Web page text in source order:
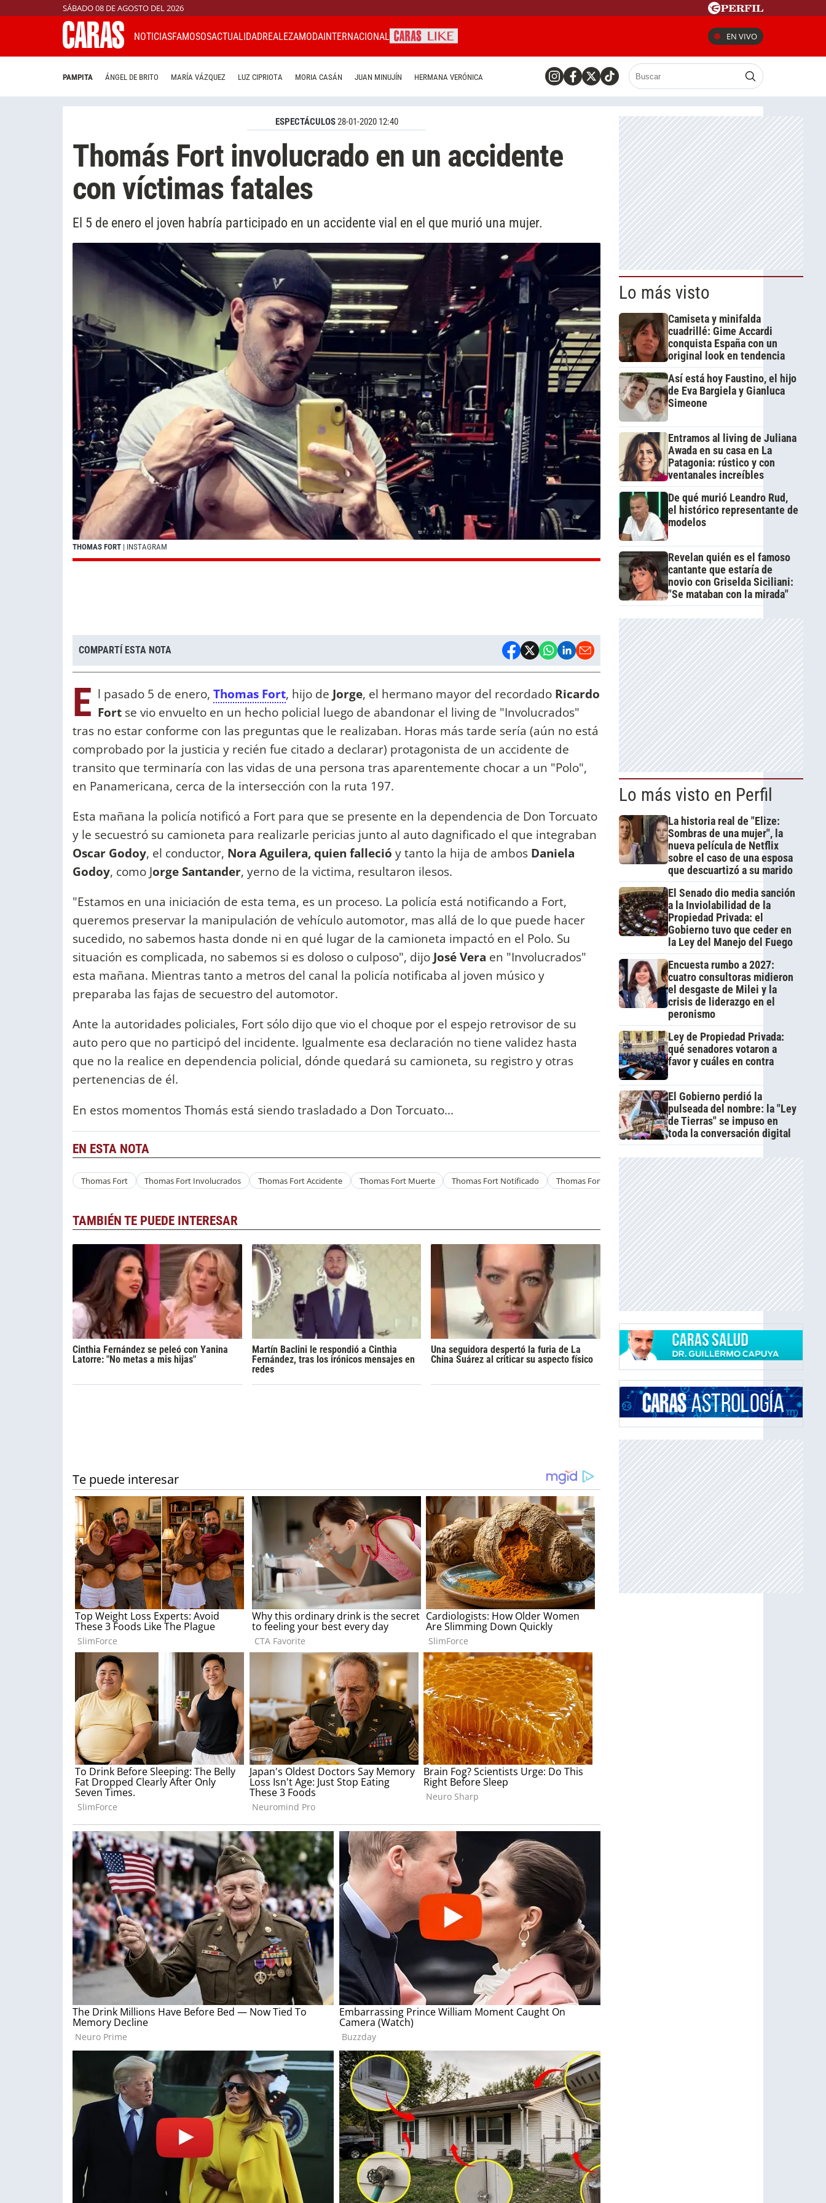
SÁBADO 08 DE AGOSTO DEL 2026
NOTICIASFAMOSOSACTUALIDADREALEZAMODAINTERNACIONAL EN VIVO
PAMPITA ÁNGEL DE BRITO MARÍA VÁZQUEZ LUZ CIPRIOTA MORIA CASÁN JUAN MINUJÍN HERMANA VERÓNICA
ESPECTÁCULOS28-01-2020 12:40
Thomás Fort involucrado en un accidente
con víctimas fatales
El 5 de enero el joven habría participado en un accidente vial en el que murió una mujer.
THOMAS FORT | INSTAGRAM
COMPARTÍ ESTA NOTA
E l pasado 5 de enero, Thomas Fort, hijo de Jorge, el hermano mayor del recordado Ricardo
Fort se vio envuelto en un hecho policial luego de abandonar el living de "Involucrados"
tras no estar conforme con las preguntas que le realizaban. Horas más tarde sería (aún no está
comprobado por la justicia y recién fue citado a declarar) protagonista de un accidente de
transito que terminaría con las vidas de una persona tras aparentemente chocar a un "Polo",
en Panamericana, cerca de la intersección con la ruta 197.
Esta mañana la policía notificó a Fort para que se presente en la dependencia de Don Torcuato
y le secuestró su camioneta para realizarle pericias junto al auto dagnificado el que integraban
Oscar Godoy, el conductor, Nora Aguilera, quien falleció y tanto la hija de ambos Daniela
Godoy, como Jorge Santander, yerno de la victima, resultaron ilesos.
"Estamos en una iniciación de esta tema, es un proceso. La policía está notificando a Fort,
queremos preservar la manipulación de vehículo automotor, mas allá de lo que puede hacer
sucedido, no sabemos hasta donde ni en qué lugar de la camioneta impactó en el Polo. Su
situación es complicada, no sabemos si es doloso o culposo", dijo José Vera en "Involucrados"
esta mañana. Mientras tanto a metros del canal la policía notificaba al joven músico y
preparaba las fajas de secuestro del automotor.
Ante la autoridades policiales, Fort sólo dijo que vio el choque por el espejo retrovisor de su
auto pero que no participó del incidente. Igualmente esa declaración no tiene validez hasta
que no la realice en dependencia policial, dónde quedará su camioneta, su registro y otras
pertenencias de él.
En estos momentos Thomás está siendo trasladado a Don Torcuato...
EN ESTA NOTA
Thomas Fort Thomas Fort Involucrados Thomas Fort Accidente Thomas Fort Muerte Thomas Fort Notificado Thomas Fort Ricardo Fort
TAMBIÉN TE PUEDE INTERESAR
Cinthia Fernández se peleó con Yanina
Latorre: "No metas a mis hijas"
Martín Baclini le respondió a Cinthia
Fernández, tras los irónicos mensajes en
redes
Una seguidora despertó la furia de La
China Suárez al criticar su aspecto físico
Lo más visto
Camiseta y minifalda
cuadrillé: Gime Accardi
conquista España con un
original look en tendencia
Así está hoy Faustino, el hijo
de Eva Bargiela y Gianluca
Simeone
Entramos al living de Juliana
Awada en su casa en La
Patagonia: rústico y con
ventanales increíbles
De qué murió Leandro Rud,
el histórico representante de
modelos
Revelan quién es el famoso
cantante que estaría de
novio con Griselda Siciliani:
"Se mataban con la mirada"
Lo más visto en Perfil
La historia real de "Elize:
Sombras de una mujer", la
nueva película de Netflix
sobre el caso de una esposa
que descuartizó a su marido
El Senado dio media sanción
a la Inviolabilidad de la
Propiedad Privada: el
Gobierno tuvo que ceder en
la Ley del Manejo del Fuego
Encuesta rumbo a 2027:
cuatro consultoras midieron
el desgaste de Milei y la
crisis de liderazgo en el
peronismo
Ley de Propiedad Privada:
qué senadores votaron a
favor y cuáles en contra
El Gobierno perdió la
pulseada del nombre: la "Ley
de Tierras" se impuso en
toda la conversación digital